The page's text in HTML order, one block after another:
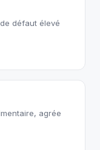
défaut élevé
agrée